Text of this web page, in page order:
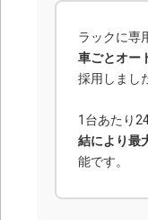
ラックに専
車ごとオー
採用しまし
1台あたり
結により最
能です。